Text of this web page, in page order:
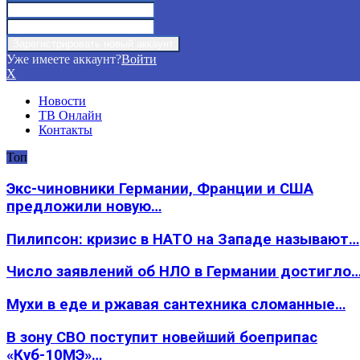
Уже имеете аккаунт?Войти
X
Новости
ТВ Онлайн
Контакты
Топ
Экс-чиновники Германии, Франции и США
предложили новую…
Пилипсон: кризис в НАТО на Западе называют…
Число заявлений об НЛО в Германии
Мухи в еде и ржавая сантехника сломанные…
В зону СВО поступит новейший боеприпас
«Куб-10МЭ»…